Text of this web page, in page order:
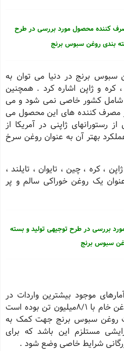
کننده محصول مورد بررسی در طرح
بندی روغن سبوس برنج
سبوس برنج در دنیا می توان به
و ژاپن اشاره کرد . همچنین
کشور خاصی نمی شود و می
مصرف کننده های این محصول می
رستورانهای ژاپنی در آمریکا از
بهتر آن به عنوان روغن سرخ
، کره ، چین ، تایوان ، تایلند ،
عنوان یک روغن خوراکی سالم و پر
بررسی در طرح توجیهی تولید و بسته
سبوس برنج
موجود بیشترین واردات در
دوران دولت نهم مربوط به روغن خام با 8/1میلیون تن بوده است
روغن سبوس برنج جهت کمک به
مستلزم اين باشد که برای
شرایط خاصی وضع شود .